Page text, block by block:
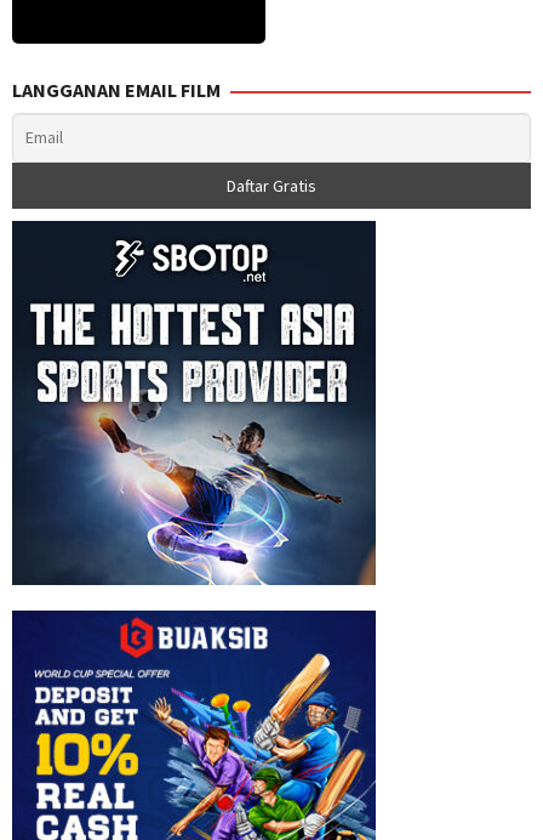
LANGGANAN EMAIL FILM